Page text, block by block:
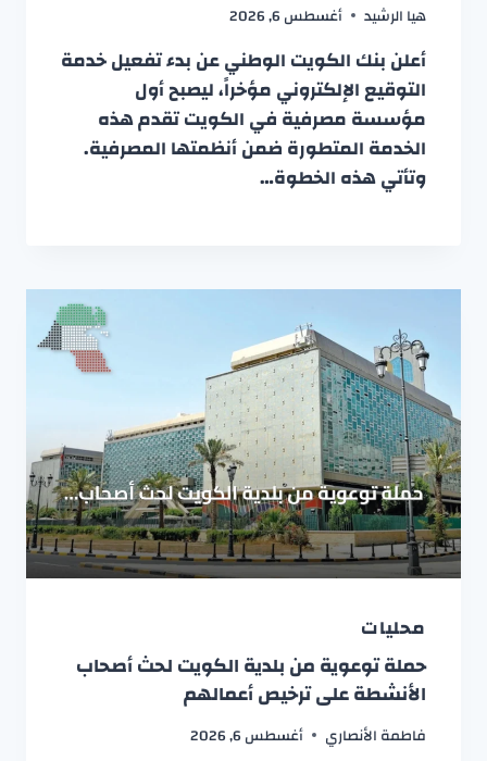
هيا الرشيد أغسطس 6, 2026
أعلن بنك الكويت الوطني عن بدء تفعيل خدمة
التوقيع الإلكتروني مؤخراً، ليصبح أول
مؤسسة مصرفية في الكويت تقدم هذه
الخدمة المتطورة ضمن أنظمتها المصرفية.
وتأتي هذه الخطوة…
محليات
حملة توعوية من بلدية الكويت لحث أصحاب
الأنشطة على ترخيص أعمالهم
فاطمة الأنصاري أغسطس 6, 2026